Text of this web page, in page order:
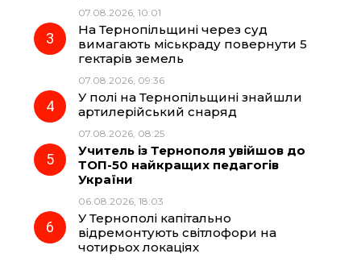
k m p
07.08.2026, 10:01
На Тернопільщині через суд
вимагають міськраду повернути 5
гектарів земель
07.08.2026, 09:36
У полі на Тернопільщині знайшли
артилерійський снаряд
07.08.2026, 08:25
Учитель із Тернополя увійшов до
ТОП-50 найкращих педагогів
України
06.08.2026, 18:03
У Тернополі капітально
відремонтують світлофори на
чотирьох локаціях